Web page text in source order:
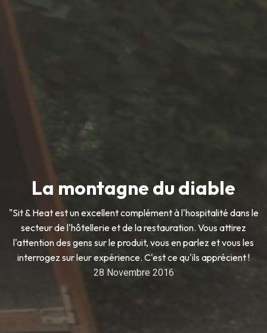
La montagne du diable
"Sit & Heat est un excellent complément à l'hospitalité dans le
secteur de l'hôtellerie et de la restauration. Vous attirez
l'attention des gens sur le produit, vous en parlez et vous les
interrogez sur leur expérience. C'est ce qu'ils apprécient !
28 Novembre 2016